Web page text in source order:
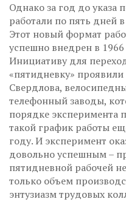
Однако за год до указа
работали по пять дней
Этот новый формат
успешно внедрен в 1966
Инициативу для
«пятидневку»
Свердлова,
телефонный заводы,
порядке эксперимента
такой график работы
году. И эксперимент
довольно успешным –
пятидневной рабочей
только объем
энтузиазм трудовых